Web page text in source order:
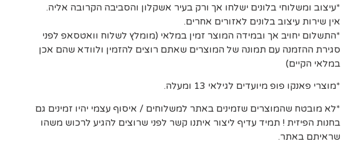
*עיצוב ומשלוחי בלונים ישלחו אך ורק בעיר אשקלון והסביבה הקרובה אליה.
אין שירות עיצוב בלונים לאזורים אחרים.
*התשלום יחויב אך ובמידה המוצר זמין במלאי (מומלץ לשלוח וואטסאפ לפני
סגירת ההזמנה עם תמונה של המוצרים שאתם רוצים להזמין ולוודא שהם אכן
במלאי הקיים)
*מוצרי פאנקו פופ מיועדים לגילאי 13 ומעלה.
*לא מובטח שהמוצרים שזמינים באתר למשלוחים / איסוף עצמי יהיו זמינים גם
בחנות הפיזית ! תמיד עדיף ליצור איתנו קשר לפני שרוצים להגיע לרכוש משהו
שראיתם באתר.